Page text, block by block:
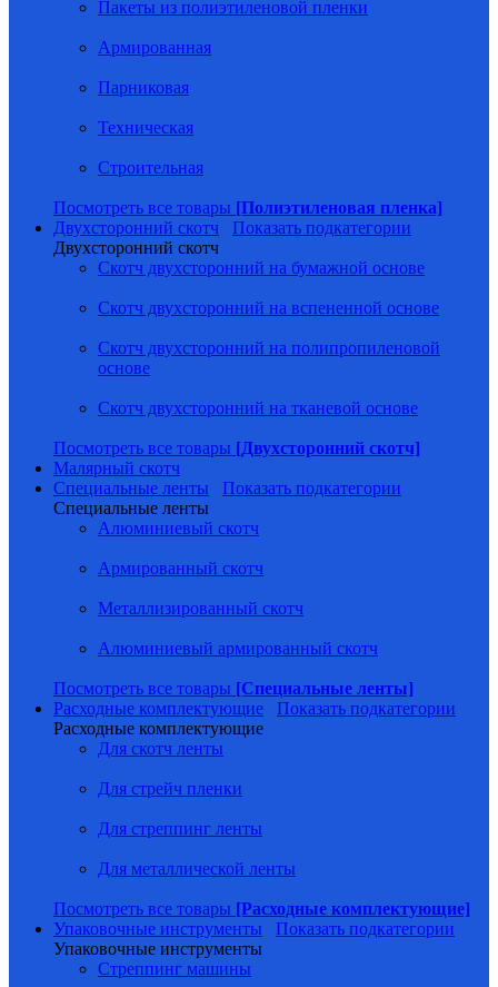
Пакеты из полиэтиленовой пленки
Армированная
Парниковая
Техническая
Строительная
Посмотреть все товары [Полиэтиленовая пленка]
Двухсторонний скотч
Показать подкатегории
Двухсторонний скотч
Скотч двухсторонний на бумажной основе
Скотч двухсторонний на вспененной основе
Скотч двухсторонний на полипропиленовой
основе
Скотч двухсторонний на тканевой основе
Посмотреть все товары [Двухсторонний скотч]
Малярный скотч
Специальные ленты
Показать подкатегории
Специальные ленты
Алюминиевый скотч
Армированный скотч
Металлизированный скотч
Алюминиевый армированный скотч
Посмотреть все товары [Специальные ленты]
Расходные комплектующие
Показать подкатегории
Расходные комплектующие
Для скотч ленты
Для стрейч пленки
Для стреппинг ленты
Для металлической ленты
Посмотреть все товары [Расходные комплектующие]
Упаковочные инструменты
Показать подкатегории
Упаковочные инструменты
Стреппинг машины